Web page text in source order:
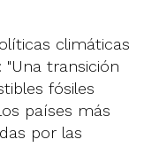
climáticas
"Una transición
fósiles
países más
por las